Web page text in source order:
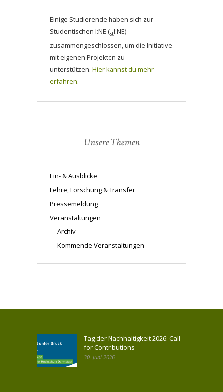
Einige Studierende haben sich zur
Studentischen I:NE (stI:NE)
zusammengeschlossen, um die Initiative
mit eigenen Projekten zu
unterstützen. Hier kannst du mehr
erfahren.
Unsere Themen
Ein- & Ausblicke
Lehre, Forschung & Transfer
Pressemeldung
Veranstaltungen
Archiv
Kommende Veranstaltungen
Tag der Nachhaltigkeit 2026: Call
for Contributions
30. Juni 2026